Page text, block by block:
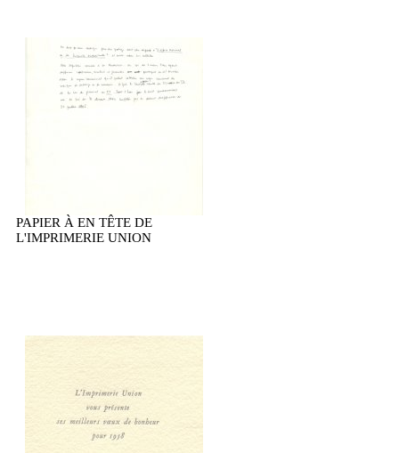
PAPIER À EN TÊTE DE
L'IMPRIMERIE UNION